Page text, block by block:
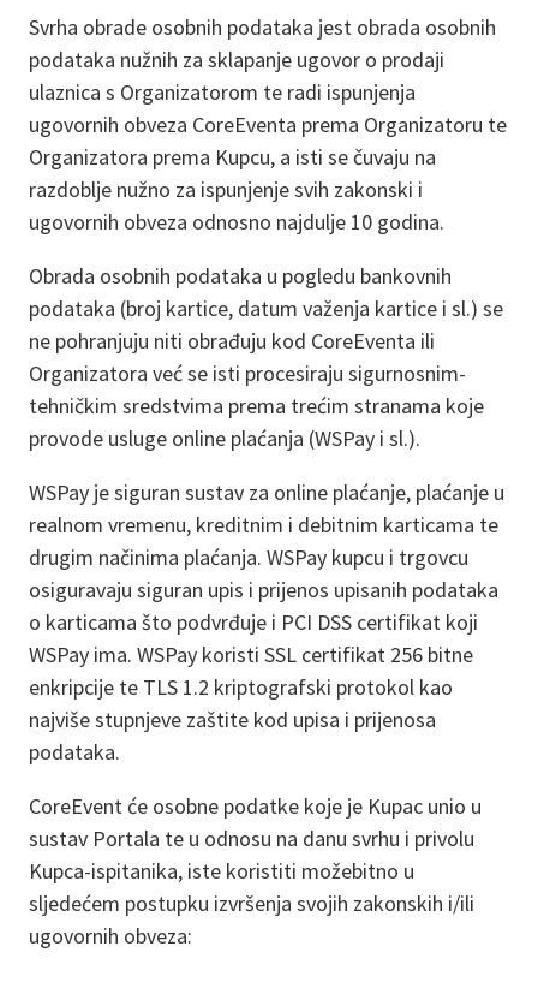
Svrha obrade osobnih podataka jest obrada osobnih
podataka nužnih za sklapanje ugovor o prodaji
ulaznica s Organizatorom te radi ispunjenja
ugovornih obveza CoreEventa prema Organizatoru te
Organizatora prema Kupcu, a isti se čuvaju na
razdoblje nužno za ispunjenje svih zakonski i
ugovornih obveza odnosno najdulje 10 godina.
Obrada osobnih podataka u pogledu bankovnih
podataka (broj kartice, datum važenja kartice i sl.) se
ne pohranjuju niti obrađuju kod CoreEventa ili
Organizatora već se isti procesiraju sigurnosnim-
tehničkim sredstvima prema trećim stranama koje
provode usluge online plaćanja (WSPay i sl.).
WSPay je siguran sustav za online plaćanje, plaćanje u
realnom vremenu, kreditnim i debitnim karticama te
drugim načinima plaćanja. WSPay kupcu i trgovcu
osiguravaju siguran upis i prijenos upisanih podataka
o karticama što podvrđuje i PCI DSS certifikat koji
WSPay ima. WSPay koristi SSL certifikat 256 bitne
enkripcije te TLS 1.2 kriptografski protokol kao
najviše stupnjeve zaštite kod upisa i prijenosa
podataka.
CoreEvent će osobne podatke koje je Kupac unio u
sustav Portala te u odnosu na danu svrhu i privolu
Kupca-ispitanika, iste koristiti možebitno u
sljedećem postupku izvršenja svojih zakonskih i/ili
ugovornih obveza: